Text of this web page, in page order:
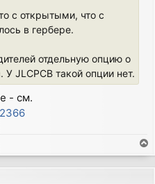
с открытыми, что с
в гербере.
отдельную опцию о
У JLCPCB такой опции нет.
- см.
o
p